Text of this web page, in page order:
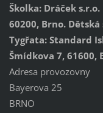
Školka: Dráček
60200, Brno.
Tygřata: Standard
Šmídkova 7, 61600,
Adresa provozovny
Bayerova 25
BRNO